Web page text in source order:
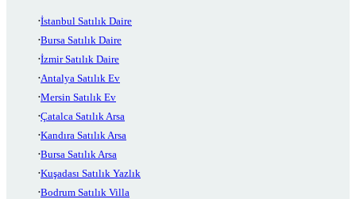
İstanbul Satılık Daire
Bursa Satılık Daire
İzmir Satılık Daire
Antalya Satılık Ev
Mersin Satılık Ev
Çatalca Satılık Arsa
Kandıra Satılık Arsa
Bursa Satılık Arsa
Kuşadası Satılık Yazlık
Bodrum Satılık Villa